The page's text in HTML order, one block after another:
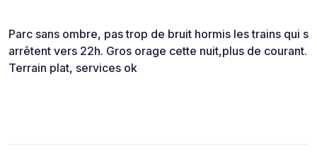
Parc sans ombre, pas trop de bruit hormis les trains qui s
arrêtent vers 22h. Gros orage cette nuit,plus de courant.
Terrain plat, services ok